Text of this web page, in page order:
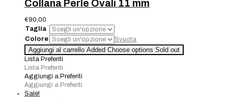
Collana Perle Ovali 11 mm
€90,00
Taglia
Colore
Svuota
Collana
Perle
Ovali
11
mm
quantità
Aggiungi al carrello Added Choose options Sold out
Lista Preferiti
Lista Preferiti
Aggiungi a Preferiti
Aggiungi a Preferiti
Sale!